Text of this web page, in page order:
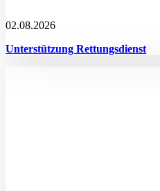
02.08.2026
Unterstützung Rettungsdienst